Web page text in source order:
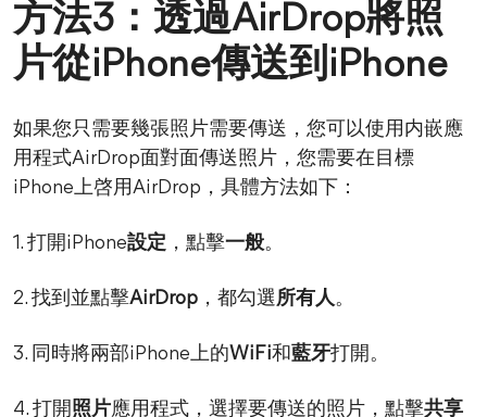
方法3：透過AirDrop將照
片從iPhone傳送到iPhone
如果您只需要幾張照片需要傳送，您可以使用内嵌應
用程式AirDrop面對面傳送照片，您需要在目標
iPhone上啓用AirDrop，具體方法如下：
1. 打開iPhone設定 ，點擊一般。
2. 找到並點擊AirDrop ，都勾選所有人。
3. 同時將兩部iPhone上的WiFi和藍牙打開。
4. 打開照片應用程式，選擇要傳送的照片，點擊共享